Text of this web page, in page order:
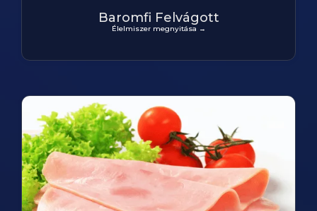
Baromfi Felvágott
Élelmiszer megnyitása →